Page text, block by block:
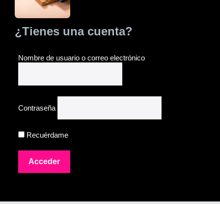
¿Tienes una cuenta?
Nombre de usuario o correo electrónico
Contraseña
Recuérdame